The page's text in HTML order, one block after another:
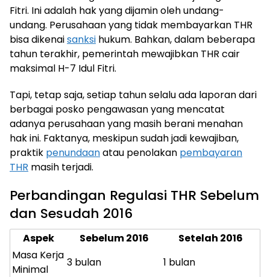
Fitri. Ini adalah hak yang dijamin oleh undang-
undang. Perusahaan yang tidak membayarkan THR
bisa dikenaisanksi hukum. Bahkan, dalam beberapa
tahun terakhir, pemerintah mewajibkan THR cair
maksimal H-7 Idul Fitri.
Tapi, tetap saja, setiap tahun selalu ada laporan dari
berbagai posko pengawasan yang mencatat
adanya perusahaan yang masih berani menahan
hak ini. Faktanya, meskipun sudah jadi kewajiban,
praktik penundaanatau penolakan pembayaran
THR masih terjadi.
Perbandingan Regulasi THR Sebelum
dan Sesudah 2016
Aspek Sebelum 2016
Setelah 2016
Masa Kerja
Minimal
3 bulan
1 bulan